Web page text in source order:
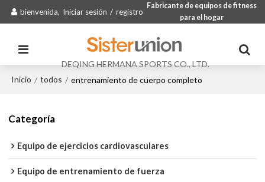
bienvenida, Iniciar sesión / registro
Fabricante de equipos de fitness
para el hogar
DEQING HERMANA SPORTS CO., LTD.
Inicio / todos / entrenamiento de cuerpo completo
Categoría
Equipo de ejercicios cardiovasculares
Equipo de entrenamiento de fuerza